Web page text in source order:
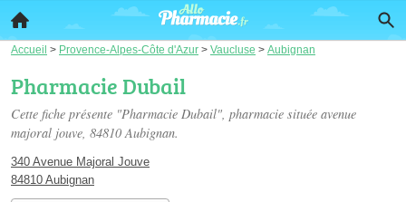
Accueil > Provence-Alpes-Côte d'Azur > Vaucluse > Aubignan
Pharmacie Dubail
Cette fiche présente "Pharmacie Dubail", pharmacie située avenue
majoral jouve, 84810 Aubignan.
340 Avenue Majoral Jouve
84810 Aubignan